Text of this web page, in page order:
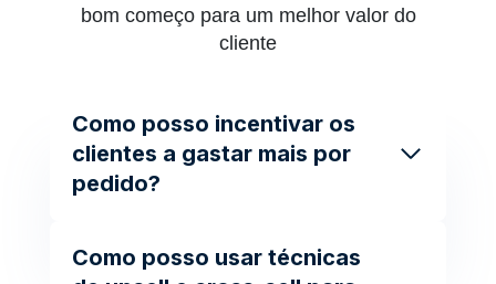
bom começo para um melhor valor do
cliente
Como posso incentivar os
clientes a gastar mais por
pedido?
Como posso usar técnicas